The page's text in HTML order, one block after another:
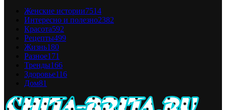
Женские истории7514
Интересно и полезно2382
Красота592
Рецепты499
Жизнь180
Разное171
Тренды166
Здоровье116
Дом81